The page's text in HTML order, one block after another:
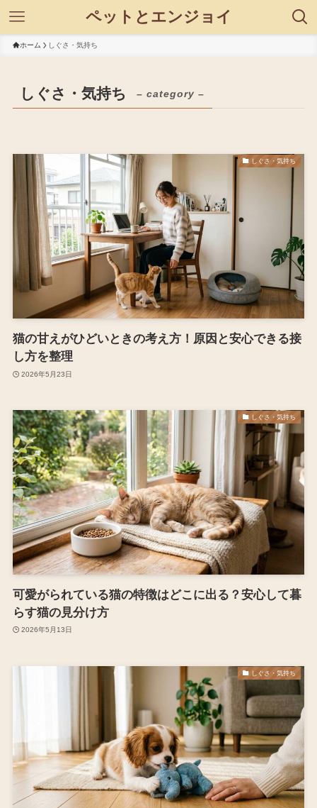
ペットとエンジョイ
ホーム しぐさ・気持ち
しぐさ・気持ち – category –
しぐさ・気持ち
猫の甘えがひどいときの考え方！原因と安心できる接
し方を整理
2026年5月23日
しぐさ・気持ち
可愛がられている猫の特徴はどこに出る？安心して暮
らす猫の見分け方
2026年5月13日
しぐさ・気持ち